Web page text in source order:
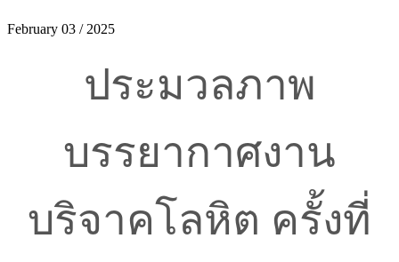
February 03 / 2025
ประมวลภาพ
บรรยากาศงาน
บริจาคโลหิต ครั้งที่